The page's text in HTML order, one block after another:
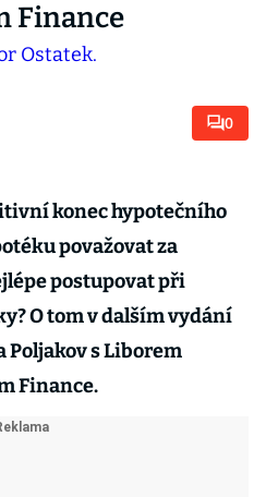
Finance
0
konec hypotečního
považovat za
postupovat při
O tom v dalším vydání
Poljakov s Liborem
Finance.